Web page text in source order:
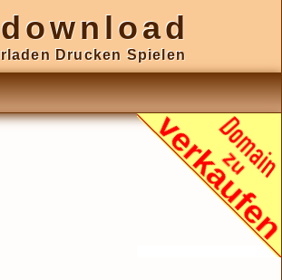
Drucken Spielen